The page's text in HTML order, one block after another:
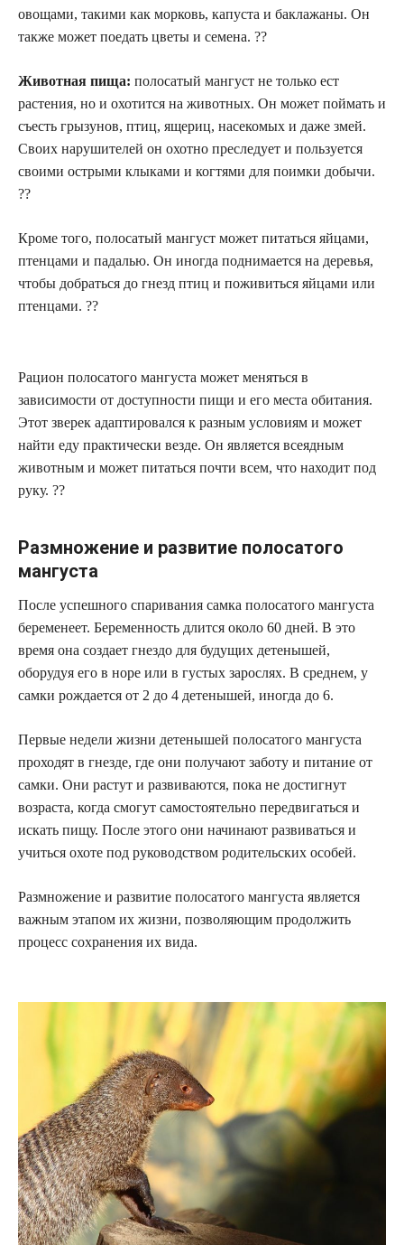
овощами, такими как морковь, капуста и баклажаны. Он
также может поедать цветы и семена. ??
Животная пища: полосатый мангуст не только ест
растения, но и охотится на животных. Он может поймать и
съесть грызунов, птиц, ящериц, насекомых и даже змей.
Своих нарушителей он охотно преследует и пользуется
своими острыми клыками и когтями для поимки добычи.
??
Кроме того, полосатый мангуст может питаться яйцами,
птенцами и падалью. Он иногда поднимается на деревья,
чтобы добраться до гнезд птиц и поживиться яйцами или
птенцами. ??
Рацион полосатого мангуста может меняться в
зависимости от доступности пищи и его места обитания.
Этот зверек адаптировался к разным условиям и может
найти еду практически везде. Он является всеядным
животным и может питаться почти всем, что находит под
руку. ??️
Размножение и развитие полосатого
мангуста
После успешного спаривания самка полосатого мангуста
беременеет. Беременность длится около 60 дней. В это
время она создает гнездо для будущих детенышей,
оборудуя его в норе или в густых зарослях. В среднем, у
самки рождается от 2 до 4 детенышей, иногда до 6.
Первые недели жизни детенышей полосатого мангуста
проходят в гнезде, где они получают заботу и питание от
самки. Они растут и развиваются, пока не достигнут
возраста, когда смогут самостоятельно передвигаться и
искать пищу. После этого они начинают развиваться и
учиться охоте под руководством родительских особей.
Размножение и развитие полосатого мангуста является
важным этапом их жизни, позволяющим продолжить
процесс сохранения их вида.